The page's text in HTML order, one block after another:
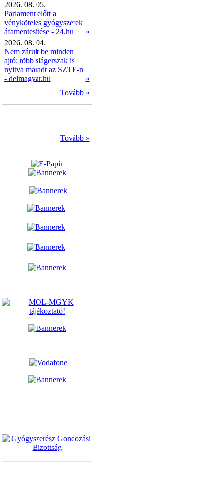
2026. 08. 05.
Parlament előtt a
vényköteles gyógyszerek
áfamentesítése - 24.hu
»
2026. 08. 04.
Nem zárult be minden
ajtó: több slágerszak is
nyitva maradt az SZTE-n
- delmagyar.hu
»
Tovább »
Tovább »